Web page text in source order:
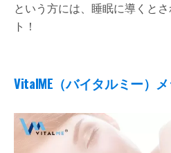
という方には、睡眠に導くと
ト！
VitalME （バイタルミー）